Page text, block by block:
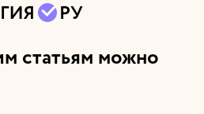
статьям можно